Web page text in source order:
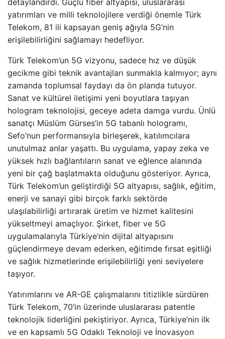
detaylandırdı. Güçlü fiber altyapısı, uluslararası
yatırımları ve milli teknolojilere verdiği önemle Türk
Telekom, 81 ili kapsayan geniş ağıyla 5G’nin
erişilebilirliğini sağlamayı hedefliyor.
Türk Telekom’un 5G vizyonu, sadece hız ve düşük
gecikme gibi teknik avantajları sunmakla kalmıyor; aynı
zamanda toplumsal faydayı da ön planda tutuyor.
Sanat ve kültürel iletişimi yeni boyutlara taşıyan
hologram teknolojisi, geceye adeta damga vurdu. Ünlü
sanatçı Müslüm Gürses’in 5G tabanlı hologramı,
Sefo’nun performansıyla birleşerek, katılımcılara
unutulmaz anlar yaşattı. Bu uygulama, yapay zeka ve
yüksek hızlı bağlantıların sanat ve eğlence alanında
yeni bir çağ başlatmakta olduğunu gösteriyor. Ayrıca,
Türk Telekom’un geliştirdiği 5G altyapısı, sağlık, eğitim,
enerji ve sanayi gibi birçok farklı sektörde
ulaşılabilirliği artırarak üretim ve hizmet kalitesini
yükseltmeyi amaçlıyor. Şirket, fiber ve 5G
uygulamalarıyla Türkiye’nin dijital altyapısını
güçlendirmeye devam ederken, eğitimde fırsat eşitliği
ve sağlık hizmetlerinde erişilebilirliği yeni seviyelere
taşıyor.
Yatırımlarını ve AR-GE çalışmalarını titizlikle sürdüren
Türk Telekom, 70’in üzerinde uluslararası patentle
teknolojik liderliğini pekiştiriyor. Ayrıca, Türkiye’nin ilk
ve en kapsamlı 5G Odaklı Teknoloji ve İnovasyon